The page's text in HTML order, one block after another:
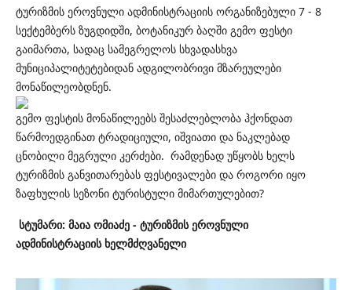
ტურიზმის ეროვნული ადმინისტრაციის ორგანიზებული 7 - 8
სექტემბერს ზუგდიდში, ბოტანიკურ ბაღში გემო ფესტი
გაიმართა, სადაც სამეგრელოს სხვადასხვა
მუნიციპალიტეტებიდან ადგილობრივი მზარეულები
მონაწილეობდნენ.
გემო ფესტის მონაწილეებს შესაძლებლობა ჰქონდათ
წარმოედგინათ ტრადიციული, იშვიათი და ნაკლებად
ცნობილი მეგრული კერძები. რამდენად უწყობს ხელს
ტურიზმის განვითარებას ფესტივალები და როგორი იყო
ზაფხულის სეზონი ტურისტული მიმართულებით?
სტუმარი: მაია ომიაძე - ტურიზმის ეროვნული
ადმინისტრაციის ხელმძღვანელი